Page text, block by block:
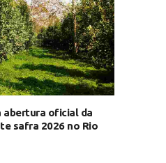
abertura oficial da
safra 2026 no Rio